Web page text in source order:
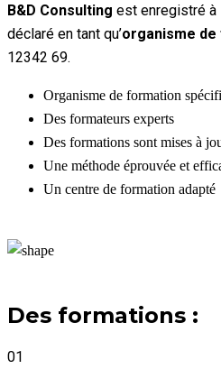
B&D Consulting est enregistré à
déclaré en tant qu’organisme
12342 69.
Organisme de formation
Des formateurs experts
Des formations sont mises à
Une méthode éprouvée et
Un centre de formation adapté
Des formations :
01